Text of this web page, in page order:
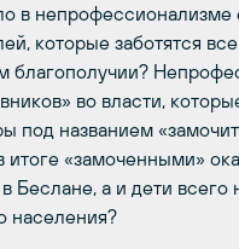
в непрофессионализме
которые заботятся
благополучии?
во власти,
под названием
итоге «замоченными»
Беслане, а и дети всего
населения?